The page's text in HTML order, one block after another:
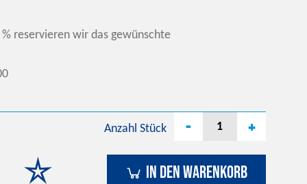
reservieren wir das gewünschte
Anzahl Stück - +
In den Warenkorb